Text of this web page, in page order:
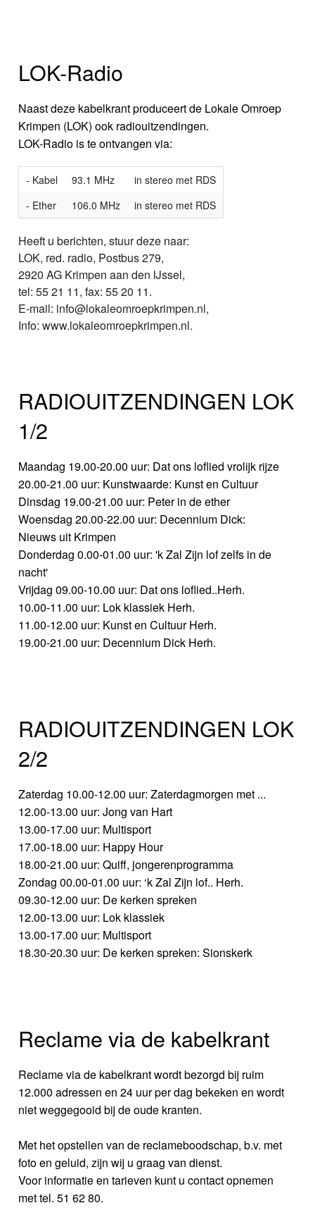
LOK-Radio
Naast deze kabelkrant produceert de Lokale Omroep
Krimpen (LOK) ook radiouitzendingen.
LOK-Radio is te ontvangen via:
- Kabel 93.1 MHz
in stereo met RDS
- Ether
106.0 MHz in stereo met RDS
Heeft u berichten, stuur deze naar:
LOK, red. radio, Postbus 279,
2920 AG Krimpen aan den IJssel,
tel: 55 21 11, fax: 55 20 11.
E-mail: info@lokaleomroepkrimpen.nl,
Info: www.lokaleomroepkrimpen.nl.
RADIOUITZENDINGEN LOK
1/2
Maandag 19.00-20.00 uur: Dat ons loflied vrolijk rijze
20.00-21.00 uur: Kunstwaarde: Kunst en Cultuur
Dinsdag 19.00-21.00 uur: Peter in de ether
Woensdag 20.00-22.00 uur: Decennium Dick:
Nieuws uit Krimpen
Donderdag 0.00-01.00 uur: 'k Zal Zijn lof zelfs in de
nacht'
Vrijdag 09.00-10.00 uur: Dat ons loflied..Herh.
10.00-11.00 uur: Lok klassiek Herh.
11.00-12.00 uur: Kunst en Cultuur Herh.
19.00-21.00 uur: Decennium Dick Herh.
RADIOUITZENDINGEN LOK
2/2
Zaterdag 10.00-12.00 uur: Zaterdagmorgen met ...
12.00-13.00 uur: Jong van Hart
13.00-17.00 uur: Multisport
17.00-18.00 uur: Happy Hour
18.00-21.00 uur: Quiff, jongerenprogramma
Zondag 00.00-01.00 uur: ‘k Zal Zijn lof.. Herh.
09.30-12.00 uur: De kerken spreken
12.00-13.00 uur: Lok klassiek
13.00-17.00 uur: Multisport
18.30-20.30 uur: De kerken spreken: Sionskerk
Reclame via de kabelkrant
Reclame via de kabelkrant wordt bezorgd bij ruim
12.000 adressen en 24 uur per dag bekeken en wordt
niet weggegooid bij de oude kranten.
Met het opstellen van de reclameboodschap, b.v. met
foto en geluid, zijn wij u graag van dienst.
Voor informatie en tarieven kunt u contact opnemen
met tel. 51 62 80.